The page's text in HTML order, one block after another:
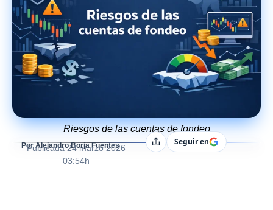
Riesgos de las cuentas de fondeo
Por Alejandro Borja Fuentes
Publicada 24 marzo 2026
03:54h
CompartirSeguir en